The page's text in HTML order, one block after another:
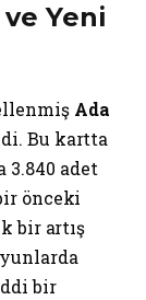
Yeni
Ada
Bu kartta
3.840 adet
önceki
bir artış
bir